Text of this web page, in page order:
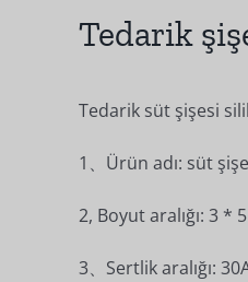
Tedarik
Tedarik süt şişesi
1、Ürün adı: süt
2, Boyut aralığı: 3 *
3、Sertlik aralığı: